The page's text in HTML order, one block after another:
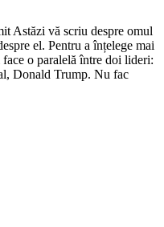
Astăzi vă scriu despre omul
el. Pentru a înțelege mai
o paralelă între doi lideri:
Donald Trump. Nu fac